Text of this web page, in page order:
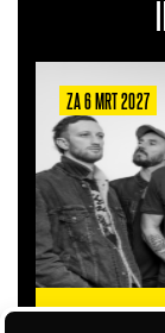
ZA 6 MRT 2027